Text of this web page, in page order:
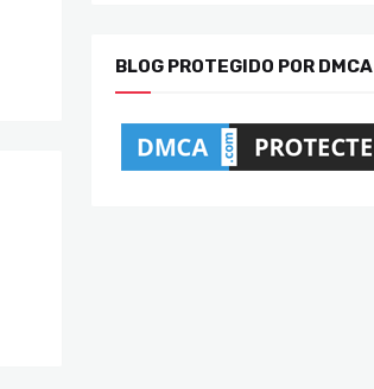
BLOG PROTEGIDO POR DMCA